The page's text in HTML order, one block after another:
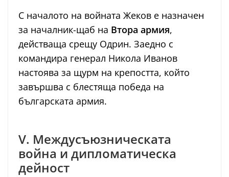
С началото на войната Жеков е назначен
за началник-щаб на Втора армия,
действаща срещу Одрин. Заедно с
командира генерал Никола Иванов
настоява за щурм на крепостта, който
завършва с блестяща победа на
българската армия.
V. Междусъюзническата
война и дипломатическа
дейност